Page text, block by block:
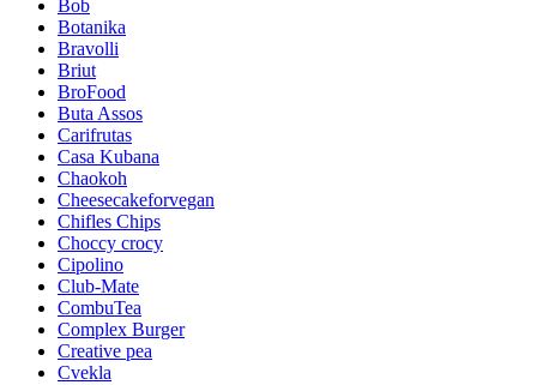
Bob
Botanika
Bravolli
Briut
BroFood
Buta Assos
Carifrutas
Casa Kubana
Chaokoh
Cheesecakeforvegan
Chifles Chips
Choccy crocy
Cipolino
Club-Mate
CombuTea
Complex Burger
Creative pea
Cvekla